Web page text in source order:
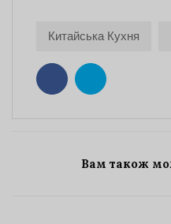
Китайська Кухня
Вам також